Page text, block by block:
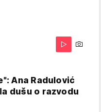
Ana Radulović
dušu o razvodu